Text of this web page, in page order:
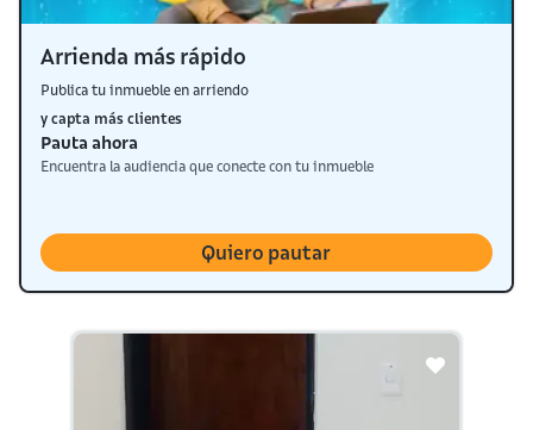
Arrienda más rápido
Publica tu inmueble en arriendo
y capta más clientes
Pauta ahora
Encuentra la audiencia que conecte con tu inmueble
Quiero pautar